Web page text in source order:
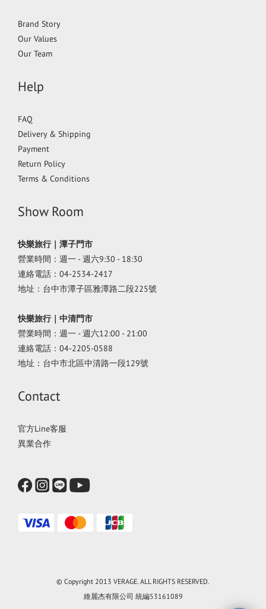
Brand Story
Our Values
Our Team
Help
FAQ
Delivery & Shipping
Payment
Return Policy
Terms & Conditions
Show Room
快樂旅行｜潭子門市
營業時間：週一 - 週六9:30 - 18:30
連絡電話：04-2534-2417
地址：台中市潭子區雅潭路二段225號
快樂旅行｜中清門市
營業時間：週一 - 週六12:00 - 21:00
連絡電話：04-2205-0588
地址：台中市北區中清路一段129號
Contact
官方Line客服
異業合作
© Copyright 2013 VERAGE. ALL RIGHTS RESERVED.
維麗杰有限公司 統編53161089